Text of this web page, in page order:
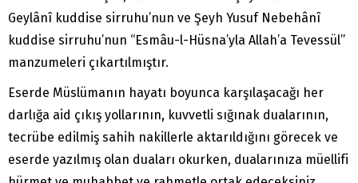
Geylânî kuddise sirruhu’nun ve Şeyh Yusuf Nebehânî
kuddise sirruhu’nun “Esmâu-l-Hüsna’yla Allah’a Tevessül”
manzumeleri çıkartılmıştır.
Eserde Müslümanın hayatı boyunca karşılaşacağı her
darlığa aid çıkış yollarının, kuvvetli sığınak dualarının,
tecrübe edilmiş sahih nakillerle aktarıldığını görecek ve
eserde yazılmış olan duaları okurken, dualarınıza müellifi